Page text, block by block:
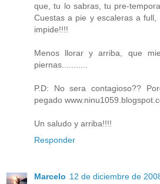
que, tu lo sabras, tu pre-
Cuestas a pie y escaleras a
impide!!!!
Menos llorar y arriba, que
piernas...........
P.D: No sera contagioso??
pegado
Un saludo y arriba!!!!
Responder
Marcelo 12 de diciembre de